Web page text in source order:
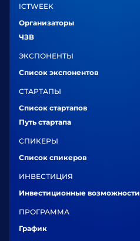
ICTWEEK
Организаторы
ЧЗВ
ЭКСПОНЕНТЫ
Список экспонентов
СТАРТАПЫ
Список стартапов
Путь стартапа
СПИКЕРЫ
Список спикеров
ИНВЕСТИЦИЯ
Инвестиционные возможности
ПРОГРАММА
График